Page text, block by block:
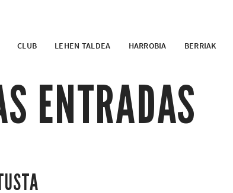
CLUB LEHEN TALDEA HARROBIA BERRIAK
ENTRADAS